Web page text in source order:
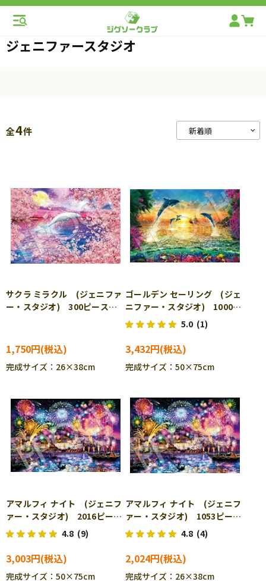
ジェニファースタジオ
全4件
サクラ ミラクル (ジェニファ
ー・スタジオ) 300ピース
1,750円
完成サイズ：26×38cm
ゴールデン セーリング (ジェ
ニファー・スタジオ) 1000ピ
ース ジグソーパズル EPO-
13-051s
5.0 (1)
3,432円
完成サイズ：50×75cm
アマルフィ ナイト (ジェニフ
ァー・スタジオ) 2016ピー
ス ジグソーパズル EPO-23-
723s ［CP-FW］
4.8 (9)
3,003円
完成サイズ：50×75cm
アマルフィ ナイト (ジェニフ
ァー・スタジオ) 1053ピー
ス ジグソーパズル EPO-31-
739 ［CP-FW］
4.8 (4)
2,024円
完成サイズ：26×38cm